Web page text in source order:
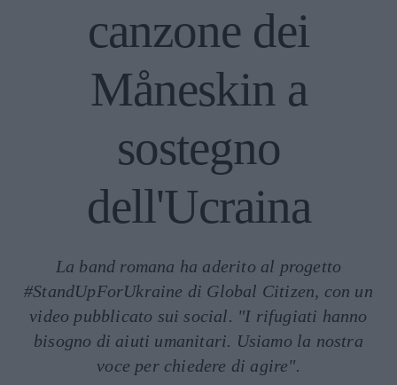
canzone dei
Måneskin a
sostegno
dell'Ucraina
La band romana ha aderito al progetto
#StandUpForUkraine di Global Citizen, con un
video pubblicato sui social. "I rifugiati hanno
bisogno di aiuti umanitari. Usiamo la nostra
voce per chiedere di agire".